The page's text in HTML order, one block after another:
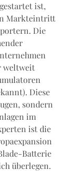
ist,
Markteintritt
Die
weltweit
Diese
sondern
im
ist die
Batterie
überlegen.